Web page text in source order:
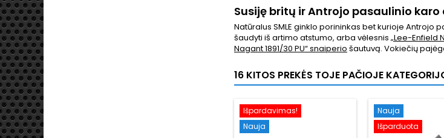
Susiję britų ir Antrojo pasaulinio
Natūralus SMLE ginklo porininkas bet kurioje Antrojo
šaudyti iš artimo atstumo, arba vėlesnis „Lee-Enfield
Nagant 1891/30 PU“ snaiperio šautuvą. Vokiečių
16 KITOS PREKĖS TOJE PAČIOJE
Išpardavimas!
Nauja
Nauja
Išparduota